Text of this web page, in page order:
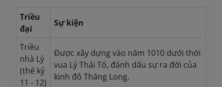
Triều
đại
Sự kiện
Triều
nhà Lý
(thế kỷ
11 - 12)
Được xây dựng vào năm 1010 dưới thời
vua Lý Thái Tổ, đánh dấu sự ra đời của
kinh đô Thăng Long.